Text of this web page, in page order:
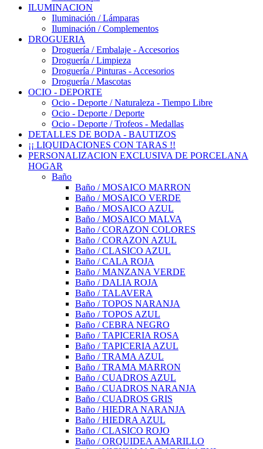
ILUMINACION
Iluminación / Lámparas
Iluminación / Complementos
DROGUERIA
Droguería / Embalaje - Accesorios
Droguería / Limpieza
Droguería / Pinturas - Accesorios
Droguería / Mascotas
OCIO - DEPORTE
Ocio - Deporte / Naturaleza - Tiempo Libre
Ocio - Deporte / Deporte
Ocio - Deporte / Trofeos - Medallas
DETALLES DE BODA - BAUTIZOS
¡¡ LIQUIDACIONES CON TARAS !!
PERSONALIZACION EXCLUSIVA DE PORCELANA
HOGAR
Baño
Baño / MOSAICO MARRON
Baño / MOSAICO VERDE
Baño / MOSAICO AZUL
Baño / MOSAICO MALVA
Baño / CORAZON COLORES
Baño / CORAZON AZUL
Baño / CLASICO AZUL
Baño / CALA ROJA
Baño / MANZANA VERDE
Baño / DALIA ROJA
Baño / TALAVERA
Baño / TOPOS NARANJA
Baño / TOPOS AZUL
Baño / CEBRA NEGRO
Baño / TAPICERIA ROSA
Baño / TAPICERIA AZUL
Baño / TRAMA AZUL
Baño / TRAMA MARRON
Baño / CUADROS AZUL
Baño / CUADROS NARANJA
Baño / CUADROS GRIS
Baño / HIEDRA NARANJA
Baño / HIEDRA AZUL
Baño / CLASICO ROJO
Baño / ORQUIDEA AMARILLO